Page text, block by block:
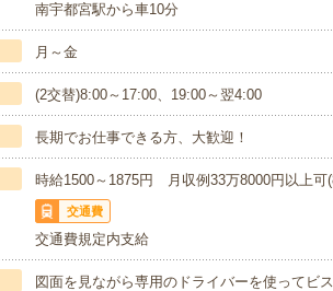
南宇都宮駅から車10分
月～金
(2交替)8:00～17:00、19:00～翌4:00
長期でお仕事できる方、大歓迎！
時給1500～1875円 月収例33万8000円以上可
交通費
交通費規定内支給
図面を見ながら専用のドライバーを使ってビ